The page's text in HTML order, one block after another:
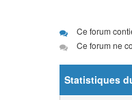
Ce forum
Ce forum ne
Statistiques